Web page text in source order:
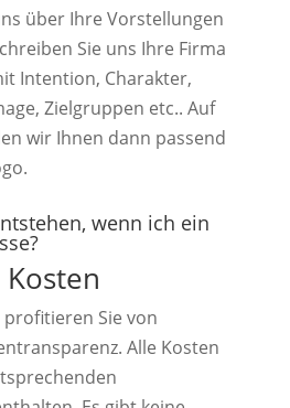
über Ihre Vorstellungen
Sie uns Ihre Firma
Intention, Charakter,
Zielgruppen etc.. Auf
wir Ihnen dann passend
wenn ich ein
profitieren Sie von
Alle Kosten